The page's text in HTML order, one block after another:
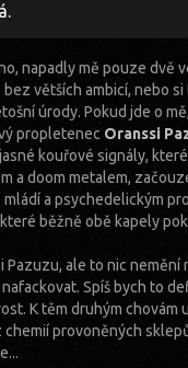
napadly mě pouze dvě
větších ambicí, nebo
úrody. Pokud jde o
propletenec Oranssi
kouřové signály,
a doom metalem,
a psychedelickým
běžně obě kapely
ale to nic nemění
Spíš bych to
K těm druhým
provoněných